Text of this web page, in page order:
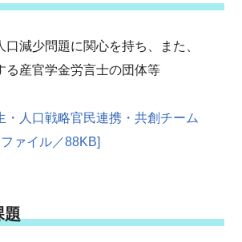
減少問題に関心を持ち、また、
る産官学金労言士の団体等
・人口戦略官民連携・共創チーム
ァイル／88KB]
題